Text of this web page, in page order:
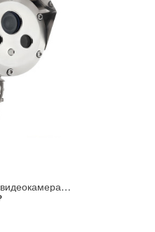
Взрывозащищенная IP-видеокамера Релион Релион-Exd-Н-100-ИК-IP5Мп2.8mm-PoE-МК-TR